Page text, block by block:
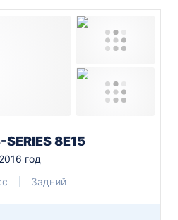
8E15
2016 год
Задний